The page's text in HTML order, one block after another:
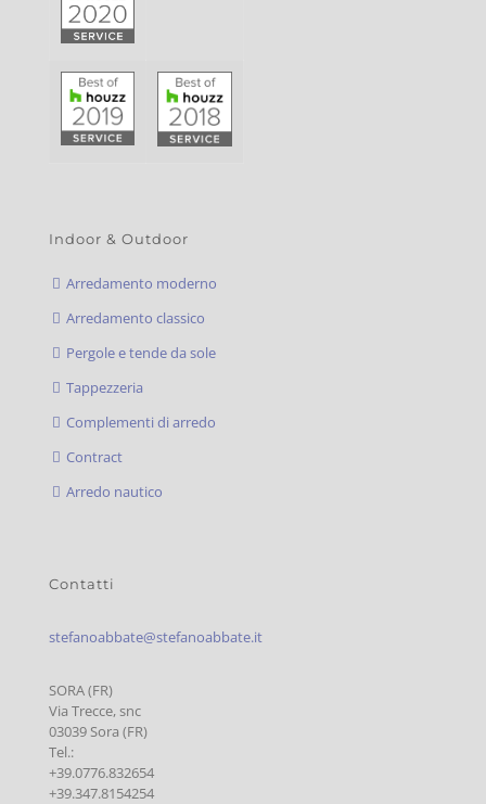
Indoor & Outdoor
Arredamento moderno
Arredamento classico
Pergole e tende da sole
Tappezzeria
Complementi di arredo
Contract
Arredo nautico
Contatti
stefanoabbate@stefanoabbate.it
SORA (FR)
Via Trecce, snc
03039 Sora (FR)
Tel.:
+39.0776.832654
+39.347.8154254